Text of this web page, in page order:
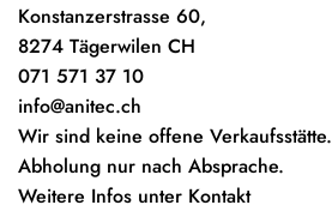
Konstanzerstrasse 60,
8274 Tägerwilen CH
071 571 37 10
info@anitec.ch
Wir sind keine offene Verkaufsstätte.
Abholung nur nach Absprache.
Weitere Infos unter Kontakt